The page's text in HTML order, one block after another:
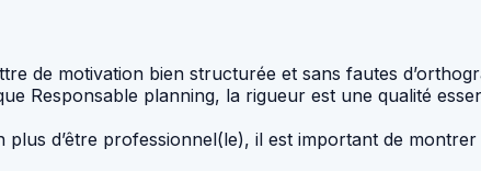
de motivation bien structurée et sans fautes
Responsable planning, la rigueur est une qualité
plus d’être professionnel(le), il est important de